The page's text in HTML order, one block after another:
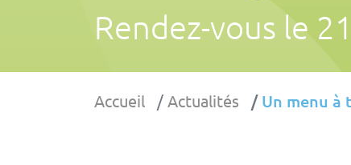
Rendez-vous le
Accueil Actualités Un menu à